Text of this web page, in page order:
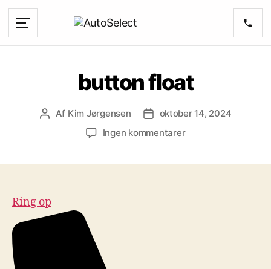
button float
Indlægsforfatter
Af Kim Jørgensen Indlægsdato
oktober 14, 2024
Ingen kommentarertil
Ring op